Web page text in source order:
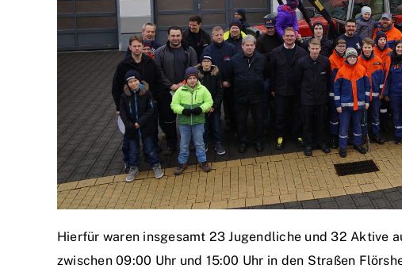
Hierfür waren insgesamt 23 Jugendliche und 32 Aktive
zwischen 09:00 Uhr und 15:00 Uhr in den Straßen